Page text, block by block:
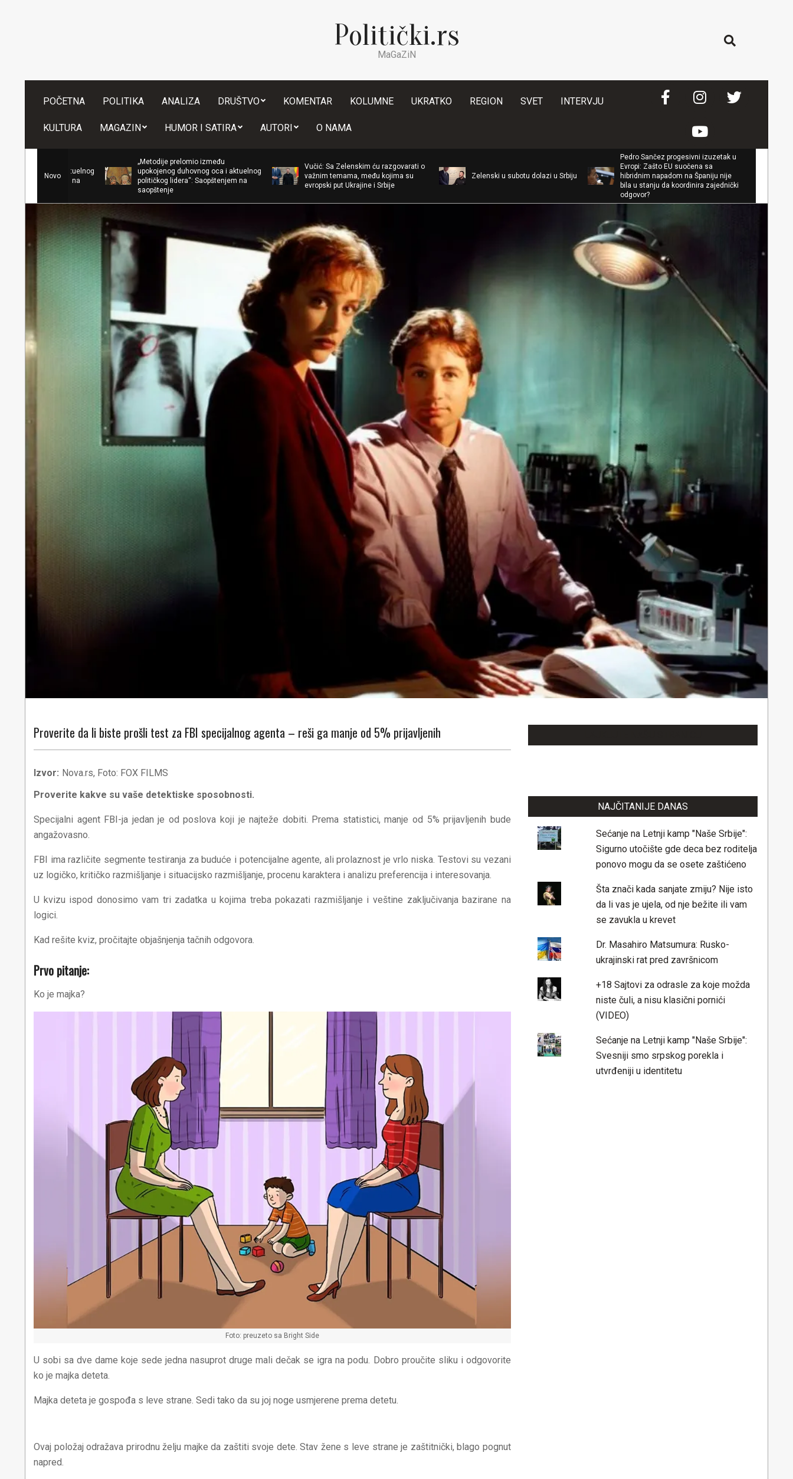
Politički.rs
MaGaZiN
POČETNA POLITIKA ANALIZA DRUŠTVO KOMENTAR KOLUMNE UKRATKO REGION SVET INTERVJU
KULTURA MAGAZIN HUMOR I SATIRA AUTORI O NAMA
Novo
„Metodije prelomio između
upokojenog duhovnog oca i aktuelnog
političkog lidera“: Saopštenjem na
Vučić: Sa Zelenskim ću razgovarati o
važnim temama, među kojima su
evropski put Ukrajine i Srbije
Zelenski u subotu dolazi u Srbiju
Pedro Sančez progesivni izuzetak u
Evropi: Zašto EU suočena sa
hibridnim napadom na Španiju nije
bila u stanju da koordinira zajednički
Proverite da li biste prošli test za FBI specijalnog agenta – reši ga manje od 5% prijavljenih
Izvor: Nova.rs, Foto: FOX FILMS
Proverite kakve su vaše detektiske sposobnosti.
Specijalni agent FBI-ja jedan je od poslova koji je najteže dobiti. Prema statistici, manje od 5% prijavljenih bude
angažovasno.
FBI ima različite segmente testiranja za buduće i potencijalne agente, ali prolaznost je vrlo niska. Testovi su vezani
uz logičko, kritičko razmišljanje i situacijsko razmišljanje, procenu karaktera i analizu preferencija i interesovanja.
U kvizu ispod donosimo vam tri zadatka u kojima treba pokazati razmišljanje i veštine zaključivanja bazirane na
logici.
Kad rešite kviz, pročitajte objašnjenja tačnih odgovora.
Prvo pitanje:
Ko je majka?
Foto: preuzeto sa Bright Side
U sobi sa dve dame koje sede jedna nasuprot druge mali dečak se igra na podu. Dobro proučite sliku i odgovorite
ko je majka deteta.
Majka deteta je gospođa s leve strane. Sedi tako da su joj noge usmjerene prema detetu.
Ovaj položaj odražava prirodnu želju majke da zaštiti svoje dete. Stav žene s leve strane je zaštitnički, blago pognut
napred.
NAJČITANIJE DANAS
Sećanje na Letnji kamp "Naše Srbije":
Sigurno utočište gde deca bez roditelja
ponovo mogu da se osete zaštićeno
Šta znači kada sanjate zmiju? Nije isto
da li vas je ujela, od nje bežite ili vam
se zavukla u krevet
Dr. Masahiro Matsumura: Rusko-
ukrajinski rat pred završnicom
+18 Sajtovi za odrasle za koje možda
niste čuli, a nisu klasični pornići
(VIDEO)
Sećanje na Letnji kamp "Naše Srbije":
Svesniji smo srpskog porekla i
utvrđeniji u identitetu